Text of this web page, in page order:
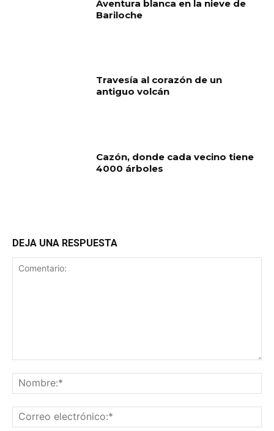
Aventura blanca en la nieve de
Bariloche
Travesía al corazón de un
antiguo volcán
Cazón, donde cada vecino tiene
4000 árboles
DEJA UNA RESPUESTA